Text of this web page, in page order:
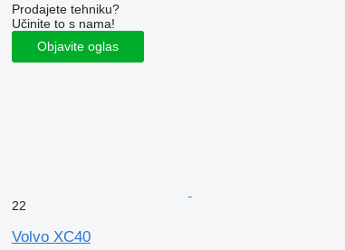
Prodajete tehniku?
Učinite to s nama!
Objavite oglas
22
Volvo XC40